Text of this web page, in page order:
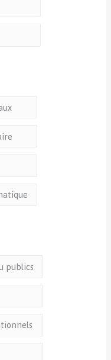
publics